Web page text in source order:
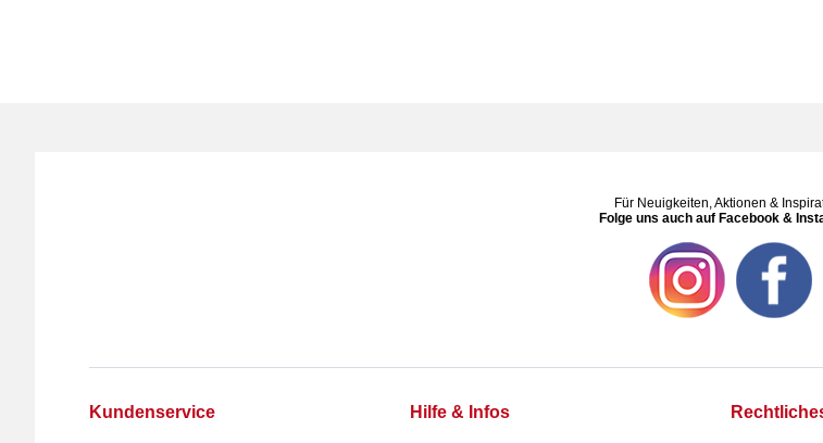
Für Neuigkeiten, Aktionen &
Folge uns auch auf Facebook &
Kundenservice Hilfe & Infos